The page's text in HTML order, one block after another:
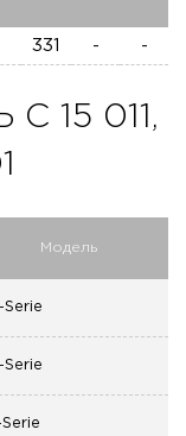
331 - -
15 011,
Модель
Serie
Serie